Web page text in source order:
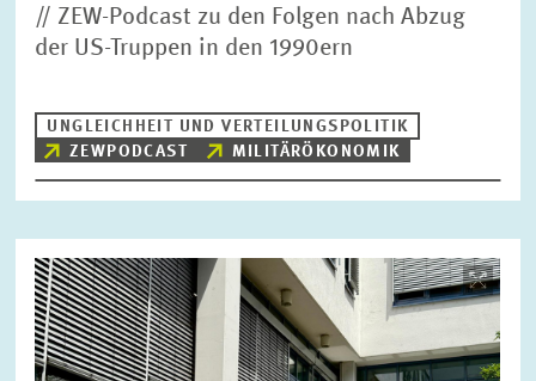
// ZEW-Podcast zu den Folgen nach Abzug
der US-Truppen in den 1990ern
UNGLEICHHEIT UND VERTEILUNGSPOLITIK
ZEWPODCAST
MILITÄRÖKONOMIK
Bild
öffnet
in
vergrößerter
Ansicht